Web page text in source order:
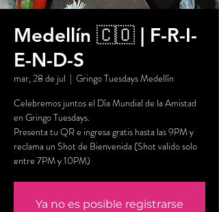
Medellín 🇨🇴 | F-R-I-
E-N-D-S
mar, 28 de jul
  |
Gringo Tuesdays Medellín
Celebremos juntos el Día Mundial de la Amistad
en Gringo Tuesdays.
Presenta tu QR e ingresa gratis hasta las 9PM y
reclama un Shot de Bienvenida (Shot valido solo
entre 7PM y 10PM)
Ya no es posible registrarse